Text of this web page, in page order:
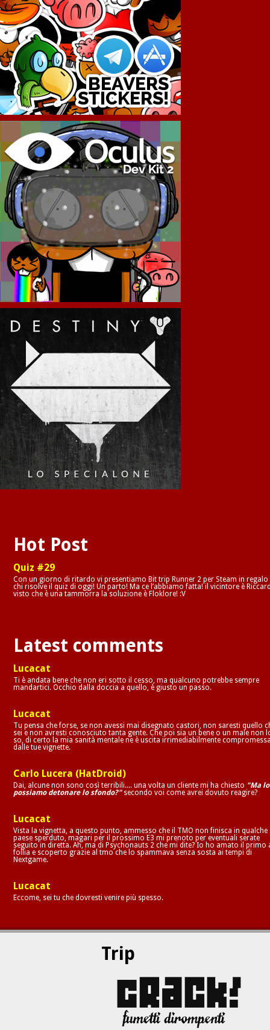
Hot Post
Quiz #29
Con un giorno di ritardo vi presentiamo Bit trip Runner 2 per Steam in regalo
chi risolve il quiz di oggi! Un parto! Ma ce l’abbiamo fatta! il vicintore è
visto che è una tammorra la soluzione è Floklore! :V
Latest comments
Lucacat
Ti è andata bene che non eri sotto il cesso, ma qualcuno potrebbe sempre
mandartici. Occhio dalla doccia a quello, è giusto un passo.
Lucacat
Tu pensa che forse, se non avessi mai disegnato castori, non saresti quello
sei e non avresti conosciuto tanta gente. Che poi sia un bene o un male non
so, di certo la mia sanità mentale ne è uscita irrimediabilmente
dalle tue vignette.
Carlo Lucera (HatDroid)
Dai, alcune non sono così terribili.... una volta un cliente mi ha chiesto "Ma lo
possiamo detonare lo sfondo?"secondo voi come avrei dovuto reagire?
Lucacat
Vista la vignetta, a questo punto, ammesso che il TMO non finisca in qualche
paese sperduto, magari per il prossimo E3 mi prenoto per eventuali serate
seguito in diretta. Ah, ma di Psychonauts 2 che mi dite? Io ho amato il primo
follia e scoperto grazie al tmo che lo spammava senza sosta ai tempi di
Nextgame.
Lucacat
Eccome, sei tu che dovresti venire più spesso.
Trip